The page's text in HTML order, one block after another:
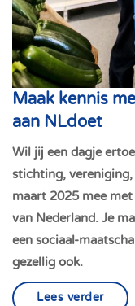
Maak kennis
aan NLdoet
Wil jij een dagje
stichting,
maart 2025 mee
van Nederland. Je
een sociaal-
gezellig ook.
Lees verder